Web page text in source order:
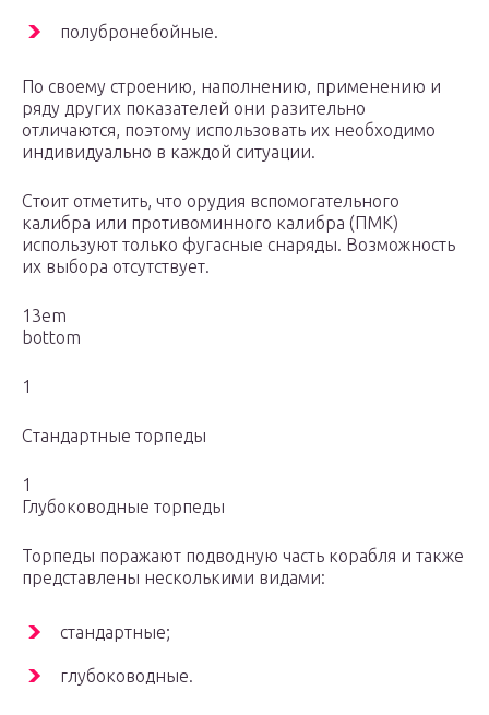
полубронебойные.
По своему строению, наполнению, применению и
ряду других показателей они разительно
отличаются, поэтому использовать их необходимо
индивидуально в каждой ситуации.
Стоит отметить, что орудия вспомогательного
калибра или противоминного калибра (ПМК)
используют только фугасные снаряды. Возможность
их выбора отсутствует.
13em
bottom
1
Стандартные торпеды
1
Глубоководные торпеды
Торпеды поражают подводную часть корабля и также
представлены несколькими видами:
стандартные;
глубоководные.